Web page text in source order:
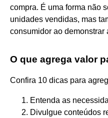
compra. É uma forma não
unidades vendidas, mas
consumidor ao demonstrar
O que agrega valor
Confira 10 dicas para
Entenda as
Divulgue conteúdos